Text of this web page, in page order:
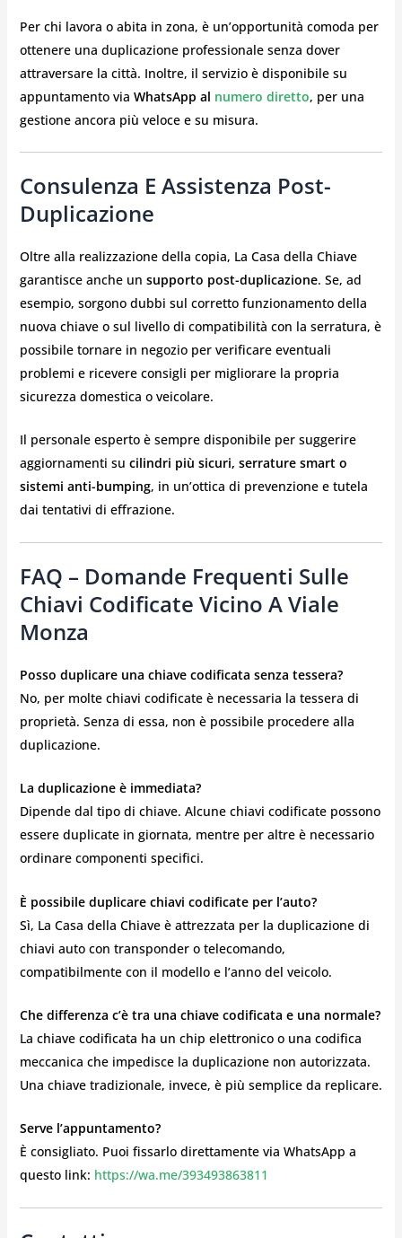
Per chi lavora o abita in zona, è un’opportunità comoda per
ottenere una duplicazione professionale senza dover
attraversare la città. Inoltre, il servizio è disponibile su
appuntamento via WhatsApp al numero diretto, per una
gestione ancora più veloce e su misura.
Consulenza E Assistenza Post-
Duplicazione
Oltre alla realizzazione della copia, La Casa della Chiave
garantisce anche un supporto post-duplicazione. Se, ad
esempio, sorgono dubbi sul corretto funzionamento della
nuova chiave o sul livello di compatibilità con la serratura, è
possibile tornare in negozio per verificare eventuali
problemi e ricevere consigli per migliorare la propria
sicurezza domestica o veicolare.
Il personale esperto è sempre disponibile per suggerire
aggiornamenti su cilindri più sicuri, serrature smart o
sistemi anti-bumping, in un’ottica di prevenzione e tutela
dai tentativi di effrazione.
FAQ – Domande Frequenti Sulle
Chiavi Codificate Vicino A Viale
Monza
Posso duplicare una chiave codificata senza tessera?
No, per molte chiavi codificate è necessaria la tessera di
proprietà. Senza di essa, non è possibile procedere alla
duplicazione.
La duplicazione è immediata?
Dipende dal tipo di chiave. Alcune chiavi codificate possono
essere duplicate in giornata, mentre per altre è necessario
ordinare componenti specifici.
È possibile duplicare chiavi codificate per l’auto?
Sì, La Casa della Chiave è attrezzata per la duplicazione di
chiavi auto con transponder o telecomando,
compatibilmente con il modello e l’anno del veicolo.
Che differenza c’è tra una chiave codificata e una normale?
La chiave codificata ha un chip elettronico o una codifica
meccanica che impedisce la duplicazione non autorizzata.
Una chiave tradizionale, invece, è più semplice da replicare.
Serve l’appuntamento?
È consigliato. Puoi fissarlo direttamente via WhatsApp a
questo link: https://wa.me/393493863811